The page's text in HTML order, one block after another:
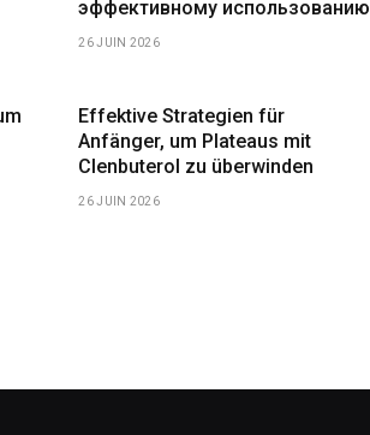
эффективному использованию
26 JUIN 2026
Effektive Strategien für
Anfänger, um Plateaus mit
Clenbuterol zu überwinden
26 JUIN 2026